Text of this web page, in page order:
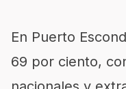
En Puerto
69 por ciento,